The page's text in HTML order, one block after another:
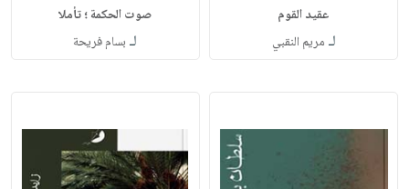
عقيد القوم
لـ مريم النقبي
صوت الحكمة ؛ تأملا
لـ بسام فريحة